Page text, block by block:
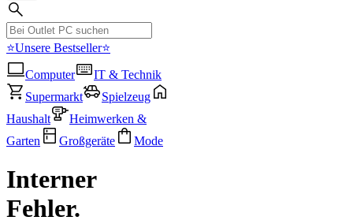
⭐Unsere Bestseller⭐
Computer
IT & Technik
Supermarkt
Spielzeug
Haushalt
Heimwerken &
Garten
Großgeräte Mode
Interner
Fehler.